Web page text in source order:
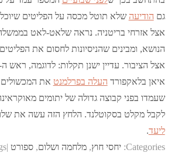
גם הודיעה שלא תוטל מכסה על הפליטים
אצל אזרחי בריטניה. נראה שלאט-לאט
הנושא, ומבינים שהניסיונות לחסום את
איאן בלאקפורד העלה בפרלמנט את המכשולים
שעמדו בפני קבוצה גדולה של יתומים
לקבל מקלט בסקוטלנד. הלחץ הזה עשה את
ליעד.
Categories: יחסי חוץ,מלחמה ושלום,ספורט